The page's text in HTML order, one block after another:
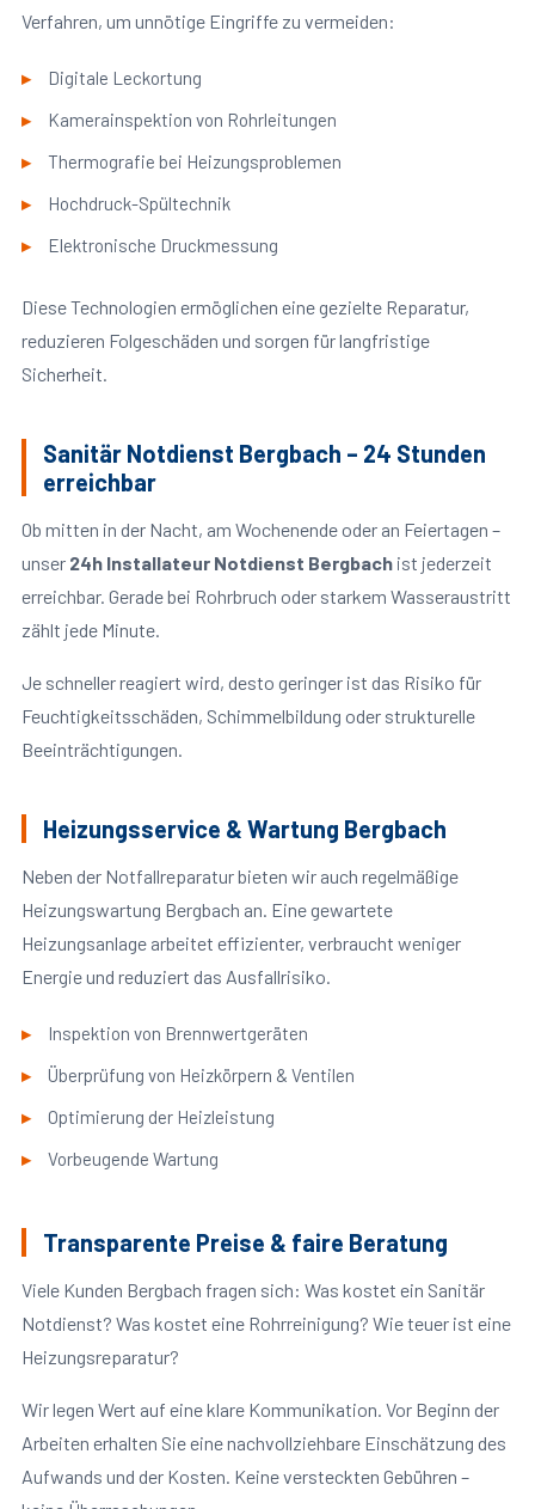
Verfahren, um unnötige Eingriffe zu vermeiden:
Digitale Leckortung
Kamerainspektion von Rohrleitungen
Thermografie bei Heizungsproblemen
Hochdruck-Spültechnik
Elektronische Druckmessung
Diese Technologien ermöglichen eine gezielte Reparatur,
reduzieren Folgeschäden und sorgen für langfristige
Sicherheit.
Sanitär Notdienst Bergbach – 24 Stunden
erreichbar
Ob mitten in der Nacht, am Wochenende oder an Feiertagen –
unser 24h Installateur Notdienst Bergbachist jederzeit
erreichbar. Gerade bei Rohrbruch oder starkem Wasseraustritt
zählt jede Minute.
Je schneller reagiert wird, desto geringer ist das Risiko für
Feuchtigkeitsschäden, Schimmelbildung oder strukturelle
Beeinträchtigungen.
Heizungsservice & Wartung Bergbach
Neben der Notfallreparatur bieten wir auch regelmäßige
Heizungswartung Bergbach an. Eine gewartete
Heizungsanlage arbeitet effizienter, verbraucht weniger
Energie und reduziert das Ausfallrisiko.
Inspektion von Brennwertgeräten
Überprüfung von Heizkörpern & Ventilen
Optimierung der Heizleistung
Vorbeugende Wartung
Transparente Preise & faire Beratung
Viele Kunden Bergbach fragen sich: Was kostet ein Sanitär
Notdienst? Was kostet eine Rohrreinigung? Wie teuer ist eine
Heizungsreparatur?
Wir legen Wert auf eine klare Kommunikation. Vor Beginn der
Arbeiten erhalten Sie eine nachvollziehbare Einschätzung des
Aufwands und der Kosten. Keine versteckten Gebühren –